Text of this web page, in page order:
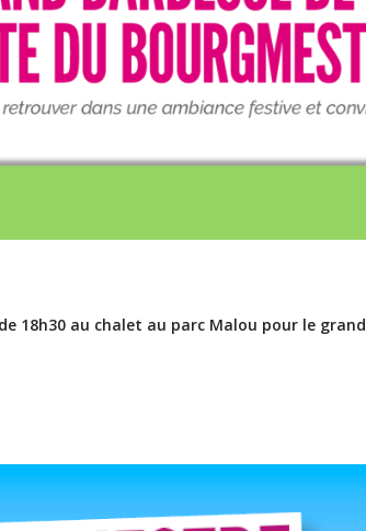
18h30 au chalet au parc Malou pour le grand